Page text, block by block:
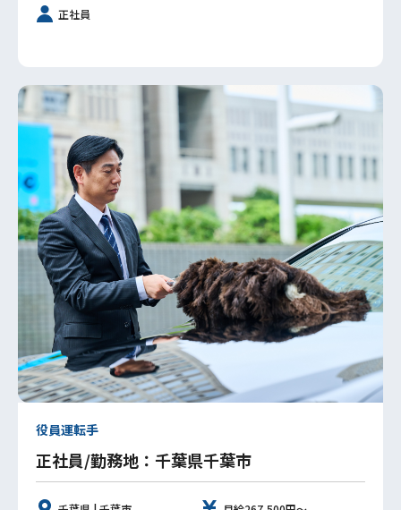
正社員
役員運転手
正社員/勤務地：千葉県千葉市